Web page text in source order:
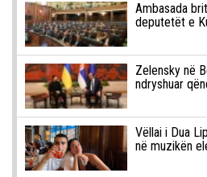
Ambasada
deputetët e
Zelensky në
ndryshuar
Vëllai i Dua
në muzikën